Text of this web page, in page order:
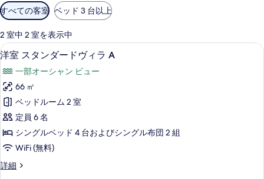
利
用
可
能
な
客
室
の
絞
り
込
み
条
すべての客室 ベッド 3 台以上
2 室中 2 室を表示中
洋
ス
タ
ン
ダ
ー
ヴ
洋室 スタンダードヴィラ A | リビン
8
洋室 スタンダードヴィラ A
一部オーシャン ビュー
66 ㎡
ベッドルーム 2 室
定員 6 名
シングルベッド 4 台およびシングル布団 2 組
WiFi (無料)
詳細
洋